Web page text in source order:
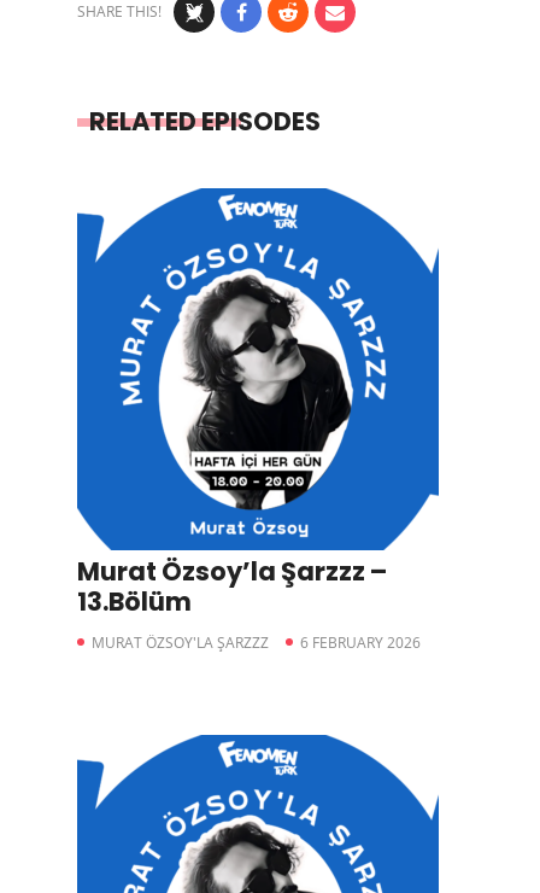
SHARE THIS!
RELATED EPISODES
Murat Özsoy’la Şarzzz –
13.Bölüm
MURAT ÖZSOY'LA ŞARZZZ 6 FEBRUARY 2026